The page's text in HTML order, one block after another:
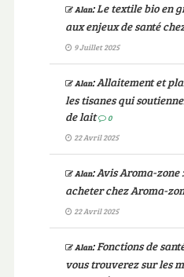
Alan:Le textile bio en
aux enjeux de santé
9 Juillet 2025
Alan:Allaitement et
les tisanes qui
de lait
0
22 Avril 2025
Alan:Avis Aroma-zone
acheter chez Aroma-
22 Avril 2025
Alan:Fonctions de
vous trouverez sur les